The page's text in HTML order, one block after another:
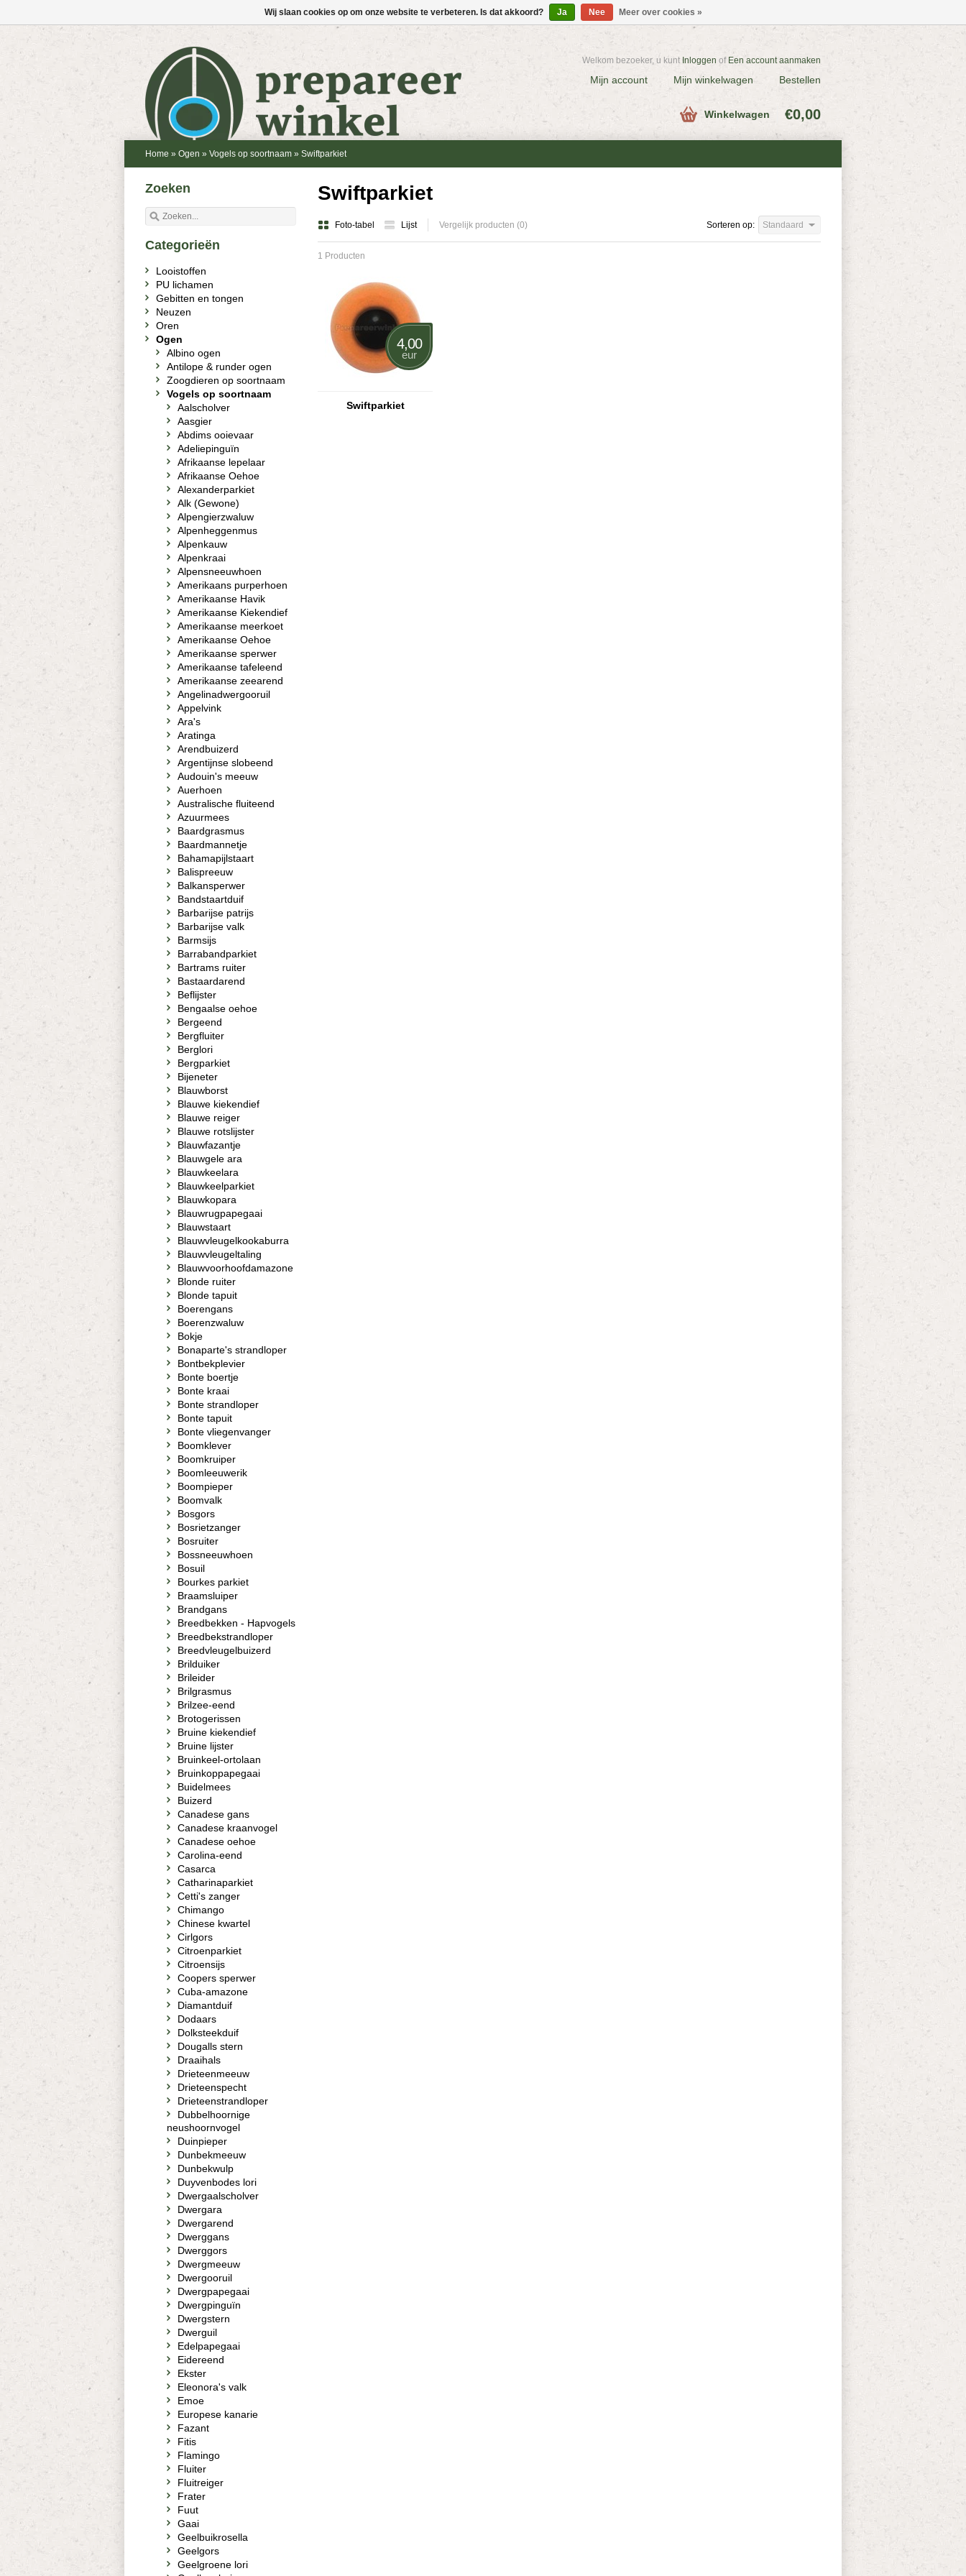
Welkom bezoeker, u kunt Inloggen of Een account aanmaken
Mijn account Mijn winkelwagen Bestellen
Winkelwagen €0,00
Home » Ogen » Vogels op soortnaam » Swiftparkiet
Swiftparkiet
Foto-tabel Lijst Vergelijk producten (0) Sorteren op: Standaard
1 Producten
4,00
eur
Swiftparkiet
Zoeken
Categorieën
Looistoffen
PU lichamen
Gebitten en tongen
Neuzen
Oren
Ogen
Albino ogen
Antilope & runder ogen
Zoogdieren op soortnaam
Vogels op soortnaam
Aalscholver
Aasgier
Abdims ooievaar
Adeliepinguïn
Afrikaanse lepelaar
Afrikaanse Oehoe
Alexanderparkiet
Alk (Gewone)
Alpengierzwaluw
Alpenheggenmus
Alpenkauw
Alpenkraai
Alpensneeuwhoen
Amerikaans purperhoen
Amerikaanse Havik
Amerikaanse Kiekendief
Amerikaanse meerkoet
Amerikaanse Oehoe
Amerikaanse sperwer
Amerikaanse tafeleend
Amerikaanse zeearend
Angelinadwergooruil
Appelvink
Ara's
Aratinga
Arendbuizerd
Argentijnse slobeend
Audouin's meeuw
Auerhoen
Australische fluiteend
Azuurmees
Baardgrasmus
Baardmannetje
Bahamapijlstaart
Balispreeuw
Balkansperwer
Bandstaartduif
Barbarijse patrijs
Barbarijse valk
Barmsijs
Barrabandparkiet
Bartrams ruiter
Bastaardarend
Beflijster
Bengaalse oehoe
Bergeend
Bergfluiter
Berglori
Bergparkiet
Bijeneter
Blauwborst
Blauwe kiekendief
Blauwe reiger
Blauwe rotslijster
Blauwfazantje
Blauwgele ara
Blauwkeelara
Blauwkeelparkiet
Blauwkopara
Blauwrugpapegaai
Blauwstaart
Blauwvleugelkookaburra
Blauwvleugeltaling
Blauwvoorhoofdamazone
Blonde ruiter
Blonde tapuit
Boerengans
Boerenzwaluw
Bokje
Bonaparte's strandloper
Bontbekplevier
Bonte boertje
Bonte kraai
Bonte strandloper
Bonte tapuit
Bonte vliegenvanger
Boomklever
Boomkruiper
Boomleeuwerik
Boompieper
Boomvalk
Bosgors
Bosrietzanger
Bosruiter
Bossneeuwhoen
Bosuil
Bourkes parkiet
Braamsluiper
Brandgans
Breedbekken - Hapvogels
Breedbekstrandloper
Breedvleugelbuizerd
Brilduiker
Brileider
Brilgrasmus
Brilzee-eend
Brotogerissen
Bruine kiekendief
Bruine lijster
Bruinkeel-ortolaan
Bruinkoppapegaai
Buidelmees
Buizerd
Canadese gans
Canadese kraanvogel
Canadese oehoe
Carolina-eend
Casarca
Catharinaparkiet
Cetti's zanger
Chimango
Chinese kwartel
Cirlgors
Citroenparkiet
Citroensijs
Coopers sperwer
Cuba-amazone
Diamantduif
Dodaars
Dolksteekduif
Dougalls stern
Draaihals
Drieteenmeeuw
Drieteenspecht
Drieteenstrandloper
Dubbelhoornige
neushoornvogel
Duinpieper
Dunbekmeeuw
Dunbekwulp
Duyvenbodes lori
Dwergaalscholver
Dwergara
Dwergarend
Dwerggans
Dwerggors
Dwergmeeuw
Dwergooruil
Dwergpapegaai
Dwergpinguïn
Dwergstern
Dwerguil
Edelpapegaai
Eidereend
Ekster
Eleonora's valk
Emoe
Europese kanarie
Fazant
Fitis
Flamingo
Fluiter
Fluitreiger
Frater
Fuut
Gaai
Geelbuikrosella
Geelgors
Geelgroene lori
Wij slaan cookies op om onze website te verbeteren. Is dat akkoord? Ja Nee Meer over cookies »